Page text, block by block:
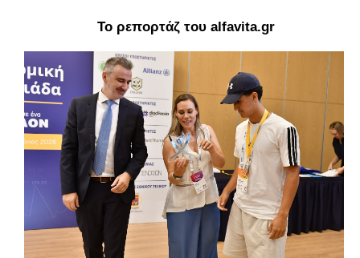
Το ρεπορτάζ του alfavita.gr